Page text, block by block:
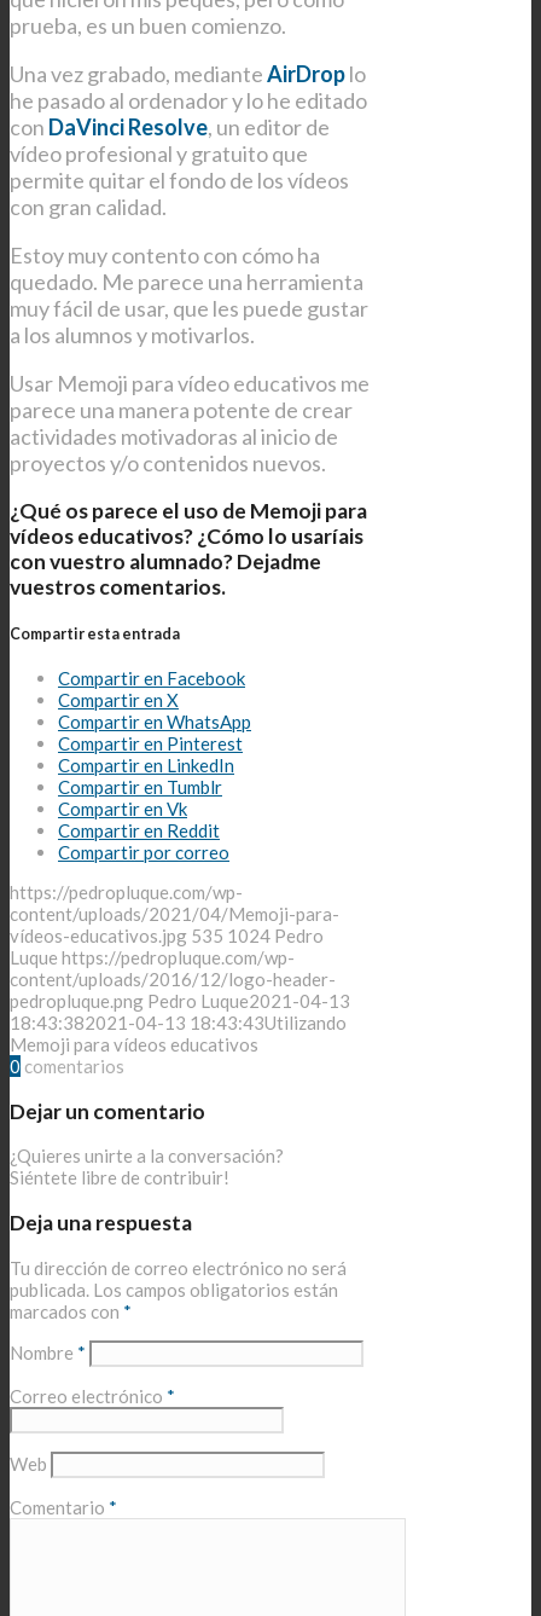
prueba, es un buen comienzo.
Una vez grabado, medianteAirDroplo
he pasado al ordenador y lo he editado
con DaVinci Resolve, un editor de
vídeo profesional y gratuito que
permite quitar el fondo de los vídeos
con gran calidad.
Estoy muy contento con cómo ha
quedado. Me parece una herramienta
muy fácil de usar, que les puede gustar
a los alumnos y motivarlos.
Usar Memoji para vídeo educativos me
parece una manera potente de crear
actividades motivadoras al inicio de
proyectos y/o contenidos nuevos.
¿Qué os parece el uso de Memoji para
vídeos educativos? ¿Cómo lo usaríais
con vuestro alumnado? Dejadme
vuestros comentarios.
Compartir esta entrada
Compartir en Facebook
Compartir en X
Compartir en WhatsApp
Compartir en Pinterest
Compartir en LinkedIn
Compartir en Tumblr
Compartir en Vk
Compartir en Reddit
Compartir por correo
https://pedropluque.com/wp-
content/uploads/2021/04/Memoji-para-
vídeos-educativos.jpg 535 1024 Pedro
Luque https://pedropluque.com/wp-
content/uploads/2016/12/logo-header-
pedropluque.png Pedro Luque2021-04-13
18:43:382021-04-13 18:43:43Utilizando
Memoji para vídeos educativos
0 comentarios
Dejar un comentario
¿Quieres unirte a la conversación?
Siéntete libre de contribuir!
Deja una respuesta
Tu dirección de correo electrónico no será
publicada. Los campos obligatorios están
marcados con *
Nombre *
Correo electrónico *
Web
Comentario *